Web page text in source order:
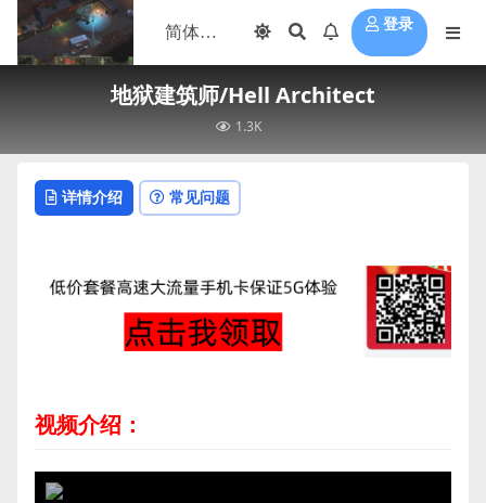
登录
地狱建筑师/Hell Architect
1.3K
详情介绍 常见问题
视频介绍：